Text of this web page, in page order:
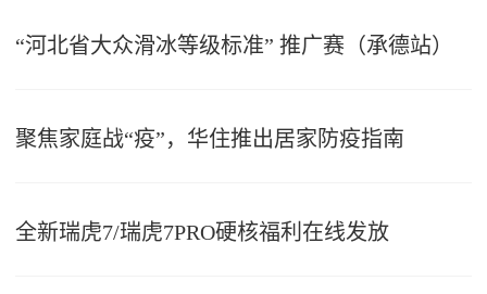
“河北省大众滑冰等级标准” 推广赛（承德站）
聚焦家庭战“疫”，华住推出居家防疫指南
全新瑞虎7/瑞虎7PRO硬核福利在线发放